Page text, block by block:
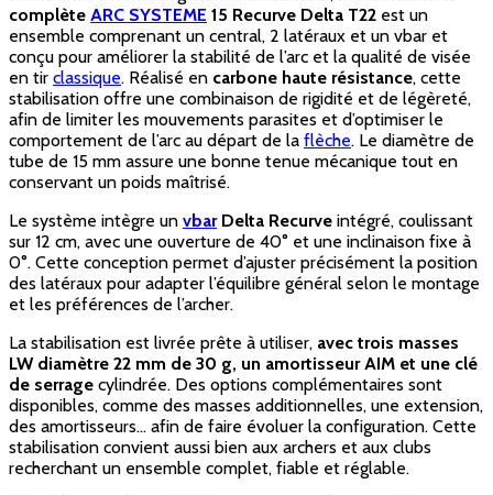
complète ARC SYSTEME 15 Recurve Delta T22 est un
ensemble comprenant un central, 2 latéraux et un vbar et
conçu pour améliorer la stabilité de l’arc et la qualité de visée
en tir classique. Réalisé en carbone haute résistance, cette
stabilisation offre une combinaison de rigidité et de légèreté,
afin de limiter les mouvements parasites et d’optimiser le
comportement de l’arc au départ de la flèche. Le diamètre de
tube de 15 mm assure une bonne tenue mécanique tout en
conservant un poids maîtrisé.
Le système intègre un vbarDelta Recurve intégré, coulissant
sur 12 cm, avec une ouverture de 40° et une inclinaison fixe à
0°. Cette conception permet d’ajuster précisément la position
des latéraux pour adapter l’équilibre général selon le montage
et les préférences de l’archer.
La stabilisation est livrée prête à utiliser, avec trois masses
LW diamètre 22 mm de 30 g, un amortisseur AIM et une clé
de serrage cylindrée. Des options complémentaires sont
disponibles, comme des masses additionnelles, une extension,
des amortisseurs... afin de faire évoluer la configuration. Cette
stabilisation convient aussi bien aux archers et aux clubs
recherchant un ensemble complet, fiable et réglable.